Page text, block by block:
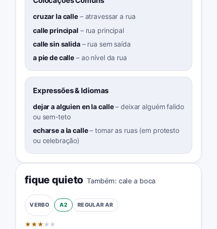
cruzar la calle – atravessar a rua
calle principal – rua principal
calle sin salida– rua sem saída
a pie de calle – ao nível da rua
Expressões & Idiomas
dejar a alguien en la calle–deixar alguém falido
ou sem-teto
echarse a la calle–tomar as ruas (em protesto
ou celebração)
fique quieto Também: cale a boca
VERBO A2 REGULAR AR
★★★ ★ ★